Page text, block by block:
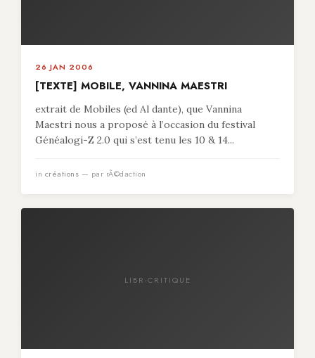
26 JAN 2006
[TEXTE] MOBILE, VANNINA MAESTRI
extrait de Mobiles (ed Al dante), que Vannina
Maestri nous a proposé à l’occasion du festival
Généalogi-Z 2.0 qui s’est tenu les 10 & 14...
in créations — par rÃ©daction
LIBR-CRITIQUE